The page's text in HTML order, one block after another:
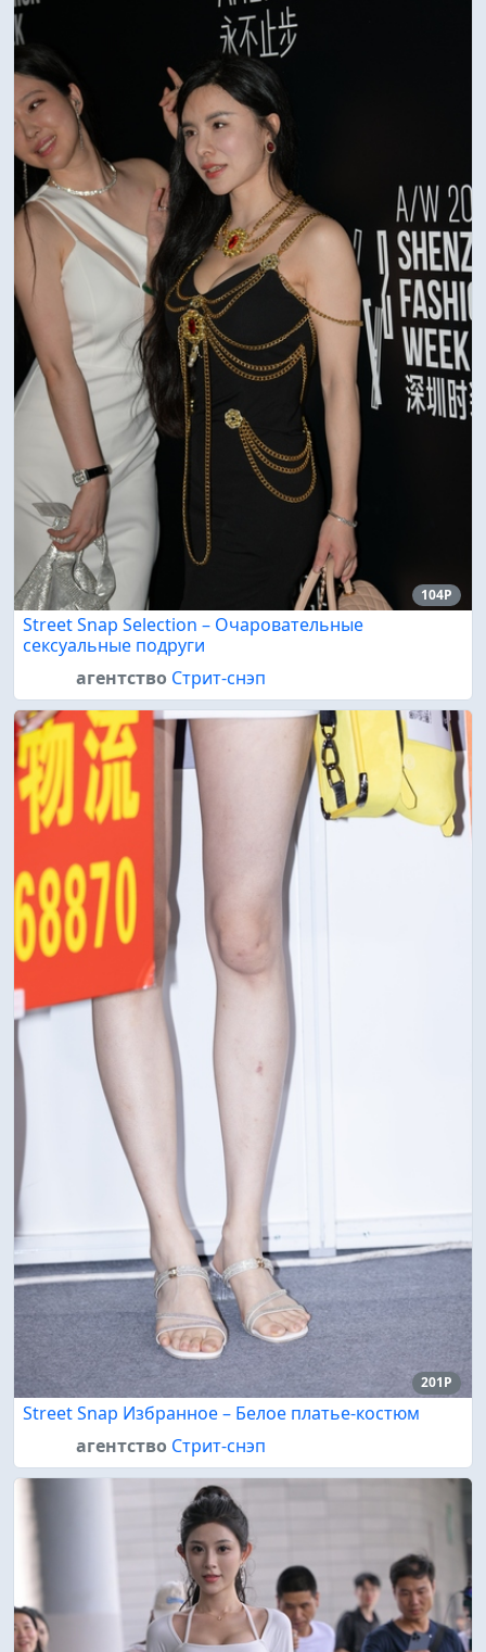
104P
Street Snap Selection – Очаровательные
сексуальные подруги
агентство Стрит-снэп
201P
Street Snap Избранное – Белое платье-костюм
агентство Стрит-снэп